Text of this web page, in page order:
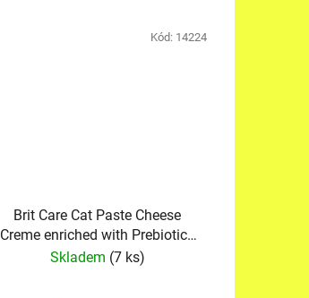
Brit Care Cat Paste Cheese
Creme enriched with Prebiotics
100 g
Skladem (7 ks)
Kód: 14224